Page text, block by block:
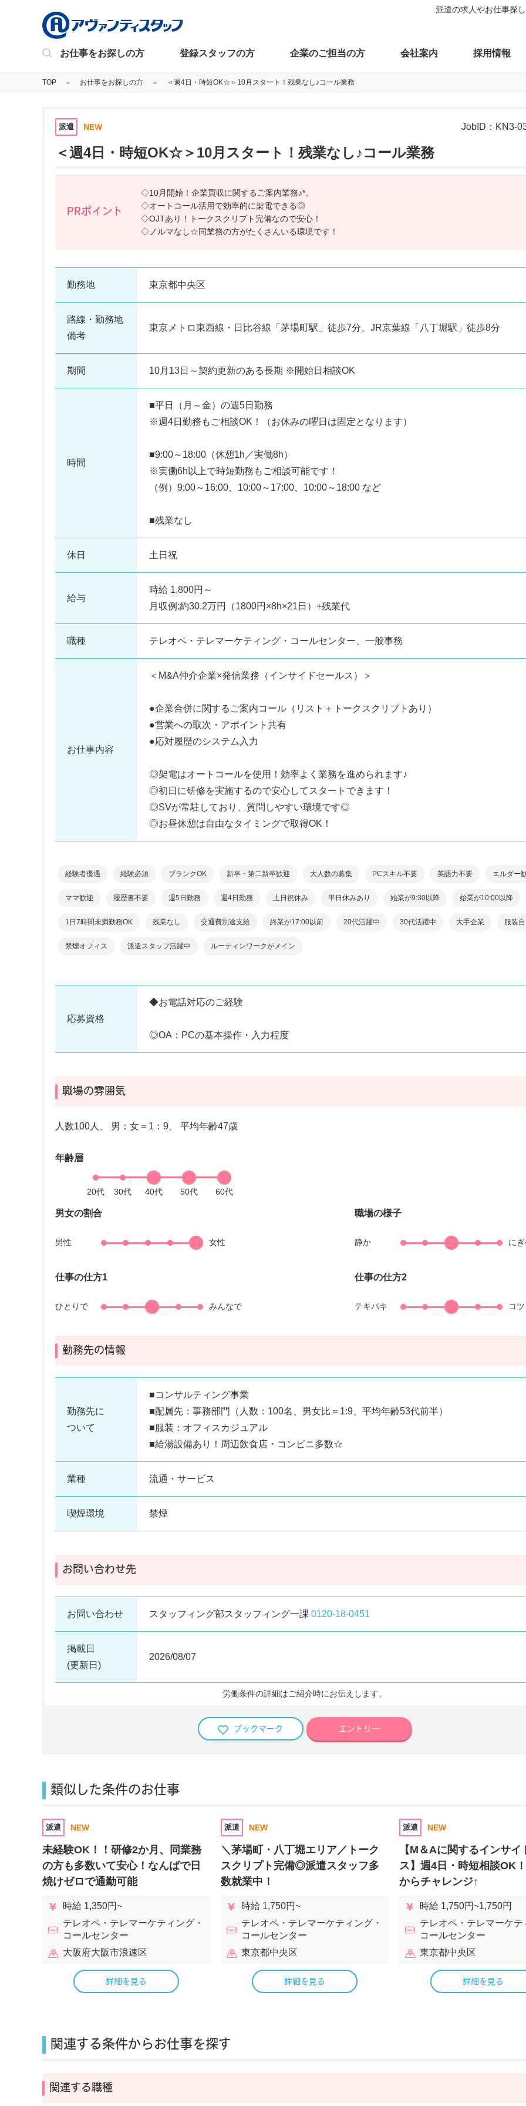
お仕事をお探しの方 登録スタッフの方 企業のご担当の方 会社案内 採用情報
派遣の求人やお仕事探
TOP お仕事をお探しの方 ＜週4日・時短OK☆＞10月スタート！残業なし♪コール業務
派遣 NEW JobID： KN3-
＜週4日・時短OK☆＞10月スタート！残業なし♪コール業務
PRポイント
◇10月開始！企業買収に関するご案内業務♪*。
◇オートコール活用で効率的に架電できる◎
◇OJTあり！トークスクリプト完備なので安心！
◇ノルマなし☆同業務の方がたくさんいる環境です！
勤務地 東京都中央区
路線・勤務地
備考
東京メトロ東西線・日比谷線「茅場町駅」徒歩7分、JR京葉線「八丁堀駅」徒歩8分
期間 10月13日～契約更新のある長期 ※開始日相談OK
時間
■平日（月～金）の週5日勤務
※週4日勤務もご相談OK！（お休みの曜日は固定となります）
■9:00～18:00（休憩1h／実働8h）
※実働6h以上で時短勤務もご相談可能です！
（例）9:00～16:00、10:00～17:00、10:00～18:00 など
■残業なし
休日 土日祝
給与
時給 1,800円～
月収例:約30.2万円（1800円×8h×21日）+残業代
職種 テレオペ・テレマーケティング・コールセンター、一般事務
お仕事内容
＜M&A仲介企業×発信業務（インサイドセールス）＞
●企業合併に関するご案内コール（リスト＋トークスクリプトあり）
●営業への取次・アポイント共有
●応対履歴のシステム入力
◎架電はオートコールを使用！効率よく業務を進められます♪
◎初日に研修を実施するので安心してスタートできます！
◎SVが常駐しており、質問しやすい環境です◎
◎お昼休憩は自由なタイミングで取得OK！
経験者優遇 経験必須 ブランクOK 新卒・第二新卒歓迎 大人数の募集 PCスキル不要 英語力不要 エルダー
ママ歓迎 履歴書不要 週5日勤務 週4日勤務 土日祝休み 平日休みあり 始業が9:30以降 始業が10:00以降
1日7時間未満勤務OK 残業なし 交通費別途支給 終業が17:00以前 20代活躍中 30代活躍中 大手企業 服装
禁煙オフィス 派遣スタッフ活躍中 ルーティンワークがメイン
応募資格
◆お電話対応のご経験
◎OA：PCの基本操作・入力程度
職場の雰囲気
人数100人、 男：女＝1：9、 平均年齢47歳
年齢層
男女の割合
男性 女性
職場の様子
静か に
仕事の仕方1
ひとりで みんなで
仕事の仕方2
テキパキ コ
勤務先の情報
勤務先に
ついて
■コンサルティング事業
■配属先：事務部門（人数：100名、男女比＝1:9、平均年齢53代前半）
■服装：オフィスカジュアル
■給湯設備あり！周辺飲食店・コンビニ多数☆
業種 流通・サービス
喫煙環境 禁煙
お問い合わせ先
お問い合わせ スタッフィング部スタッフィング一課 0120-18-0451
掲載日
(更新日)
2026/08/07
労働条件の詳細はご紹介時にお伝えします。​
ブックマーク エントリー
類似した条件のお仕事
派遣 NEW
未経験OK！！研修2か月、同業務
の方も多数いて安心！なんばで日
焼けゼロで通勤可能
時給 1,350円~
テレオペ・テレマーケティング・
コールセンター
大阪府大阪市浪速区
詳細を見る
派遣 NEW
＼茅場町・八丁堀エリア／トーク
スクリプト完備◎派遣スタッフ多
数就業中！
時給 1,750円~
テレオペ・テレマーケティング・
コールセンター
東京都中央区
詳細を見る
派遣 NEW
【M＆Aに関するインサイ
ス】週4日・時短相談OK
からチャレンジ↑
時給 1,750円~1,750円
テレオペ・テレマーケテ
コールセンター
東京都中央区
詳細を見る
関連する条件からお仕事を探す
関連する職種